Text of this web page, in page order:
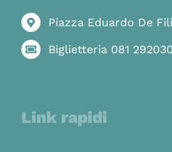
Piazza Eduardo De
Biglietteria 081
Link rapidi